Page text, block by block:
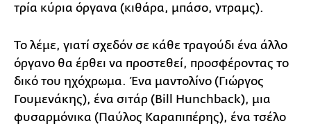
τρία κύρια όργανα (κιθάρα, μπάσο, ντραμς).
Το λέμε, γιατί σχεδόν σε κάθε τραγούδι ένα άλλο
όργανο θα έρθει να προστεθεί, προσφέροντας το
δικό του ηχόχρωμα. Ένα μαντολίνο (Γιώργος
Γουμενάκης), ένα σιτάρ (Bill Hunchback), μια
φυσαρμόνικα (Παύλος Καραπιπέρης), ένα τσέλο